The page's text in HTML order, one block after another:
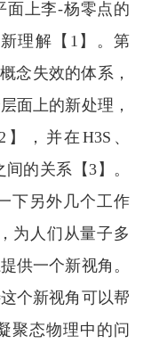
面上李-杨零点的
理解【1】。第
念失效的体系，
面上的新处理，
，并在H3S、
的关系【3】。
下另外几个工作
为人们从量子多
供一个新视角。
个新视角可以帮
聚态物理中的问